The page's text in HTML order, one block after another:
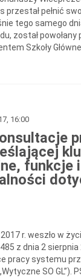
przestał pełnić
tego samego
został powołany
Szkoły
16:00
funkcje
r. weszło w
z dnia 2
pracy systemu
SO GL”).